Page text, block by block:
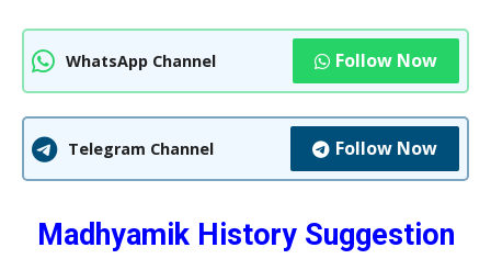
WhatsApp Channel Follow Now
Telegram Channel Follow Now
Madhyamik History Suggestion